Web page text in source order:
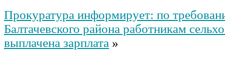
Прокуратура информирует: по
Балтачевского района работникам
выплачена зарплата »